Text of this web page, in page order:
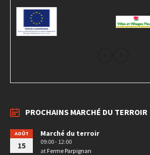
PROCHAINS MARCHÉ DU TERROIR
AOÛT
15
Marché du terroir
09:00 - 12:00
at Ferme Parpignan